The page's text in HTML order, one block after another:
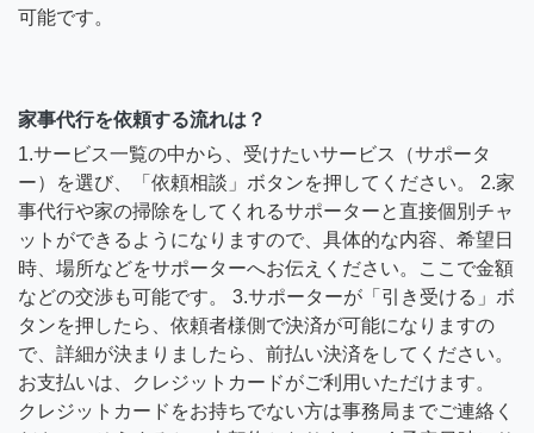
可能です。
家事代行を依頼する流れは？
1.サービス一覧の中から、受けたいサービス（サポータ
ー）を選び、「依頼相談」ボタンを押してください。 2.家
事代行や家の掃除をしてくれるサポーターと直接個別チャ
ットができるようになりますので、具体的な内容、希望日
時、場所などをサポーターへお伝えください。ここで金額
などの交渉も可能です。 3.サポーターが「引き受ける」ボ
タンを押したら、依頼者様側で決済が可能になりますの
で、詳細が決まりましたら、前払い決済をしてください。
お支払いは、クレジットカードがご利用いただけます。
クレジットカードをお持ちでない方は事務局までご連絡く